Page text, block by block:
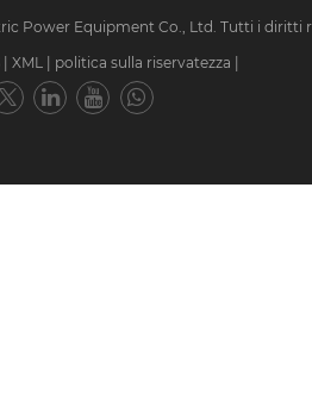
Power Equipment Co., Ltd. Tutti i diritti
XML politica sulla riservatezza